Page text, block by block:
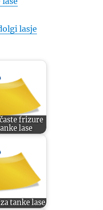
lasje
frizure
lase
tanke lase